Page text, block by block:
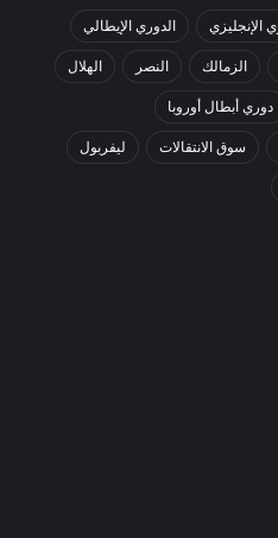
الإنجليزي الدوري الإيطالي
الزمالك النصر الهلال
دوري أبطال أوروبا
سوق الانتقالات ليفربول